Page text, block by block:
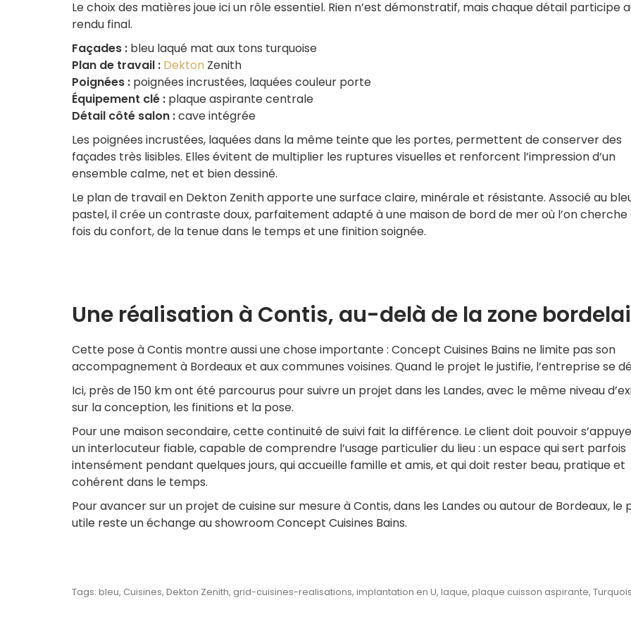
Le choix des matières joue ici un rôle essentiel. Rien n’est démonstratif, mais chaque détail participe
rendu final.
Façades : bleu laqué mat aux tons turquoise
Plan de travail : Dekton Zenith
Poignées : poignées incrustées, laquées couleur porte
Équipement clé : plaque aspirante centrale
Détail côté salon :cave intégrée
Les poignées incrustées, laquées dans la même teinte que les portes, permettent de conserver des
façades très lisibles. Elles évitent de multiplier les ruptures visuelles et renforcent l’impression d’un
ensemble calme, net et bien dessiné.
Le plan de travail en Dekton Zenith apporte une surface claire, minérale et résistante. Associé au
pastel, il crée un contraste doux, parfaitement adapté à une maison de bord de mer où l’on cherche
fois du confort, de la tenue dans le temps et une finition soignée.
Une réalisation à Contis, au-delà de la zone
Cette pose à Contis montre aussi une chose importante : Concept Cuisines Bains ne limite pas son
accompagnement à Bordeaux et aux communes voisines. Quand le projet le justifie, l’entreprise se
Ici, près de 150 km ont été parcourus pour suivre un projet dans les Landes, avec le même niveau
sur la conception, les finitions et la pose.
Pour une maison secondaire, cette continuité de suivi fait la différence. Le client doit pouvoir
un interlocuteur fiable, capable de comprendre l’usage particulier du lieu : un espace qui sert parfois
intensément pendant quelques jours, qui accueille famille et amis, et qui doit rester beau, pratique et
cohérent dans le temps.
Pour avancer sur un projet de cuisine sur mesure à Contis, dans les Landes ou autour de Bordeaux, le
utile reste un échange au showroom Concept Cuisines Bains.
Tags: bleu, Cuisines, Dekton Zenith, grid-cuisines-realisations, implantation en U, laque, plaque cuisson aspirante,